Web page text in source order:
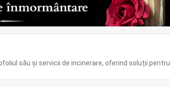
său și servicii de incinerare, oferind soluții pentru